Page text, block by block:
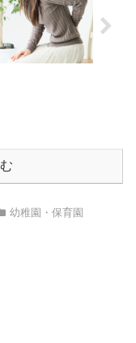
幼稚園・保育園